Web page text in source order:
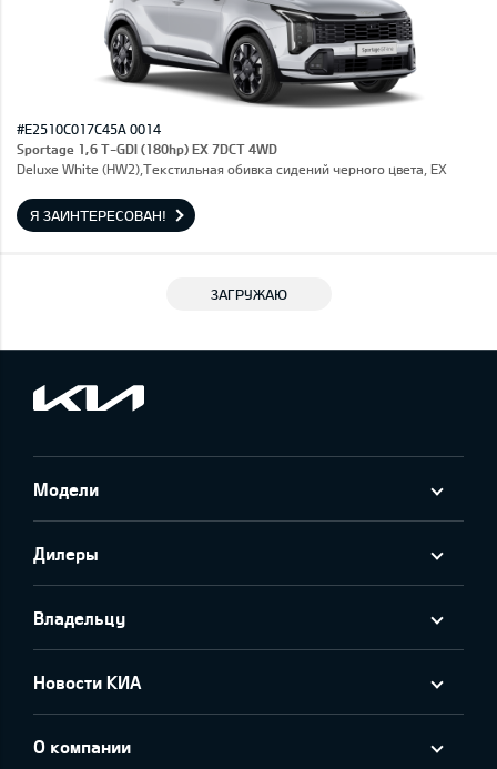
#E2510C017C45A 0014
Sportage 1,6 T-GDI (180hp) EX 7DCT 4WD
Deluxe White (HW2),Текстильная обивка сидений черного цвета, EX
Я ЗАИНТЕРЕСОВАН!
ЗАГРУЖАЮ
Модели
Дилеры
Владельцу
Новости КИА
О компании